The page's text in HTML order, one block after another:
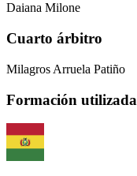
Daiana Milone
Cuarto árbitro
Milagros Arruela Patiño
Formación utilizada